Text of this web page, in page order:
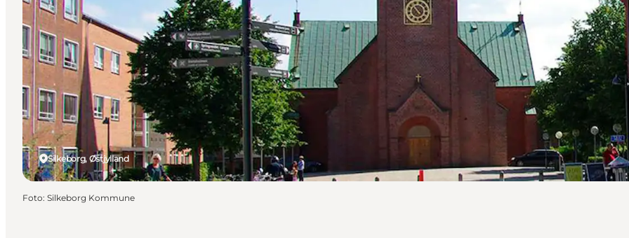
Silkeborg, Østjylland
Foto: Silkeborg Kommune